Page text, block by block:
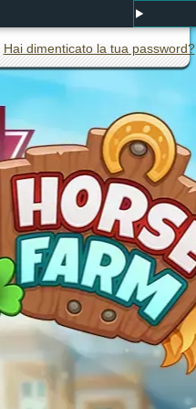
Hai dimenticato la tua password?